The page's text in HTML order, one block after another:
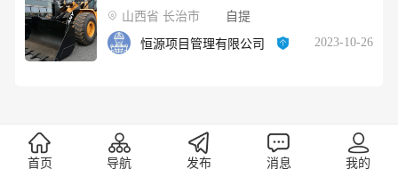
山西省 长治市
自提
恒源项目管理有限公司 2023-10-26
首页 导航 发布 消息 我的